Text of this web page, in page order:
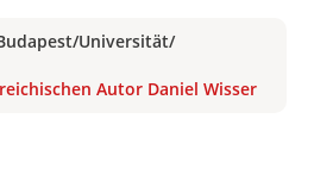
/Universität/
Autor Daniel Wisser